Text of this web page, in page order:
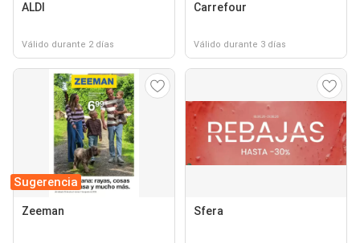
ALDI
Válido durante 2 días
Carrefour
Válido durante 3 días
Sugerencia
Zeeman Sfera